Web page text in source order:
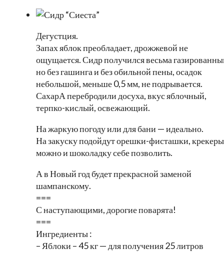
Дегустция.
Запах яблок преобладает, дрожжевой не
ощущается. Сидр получился весьма
но без гашинга и без обильной пены, осадок
небольшой, меньше 0,5 мм, не подрывается.
СахарА перебродили досуха, вкус яблочный,
терпко-кислый, освежающий.
На жаркую погоду или для бани — идеально.
На закуску подойдут орешки-фисташки,
можно и шоколадку себе позволить.
А в Новый год будет прекрасной заменой
шампанскому.
===
С наступающими, дорогие поварята!
===
Ингредиенты :
– Яблоки – 45 кг — для получения 25 литров